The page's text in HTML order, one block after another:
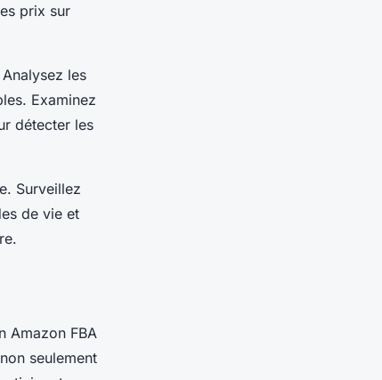
prix sur
les
Examinez
détecter les
Surveillez
de vie et
Amazon FBA
seulement